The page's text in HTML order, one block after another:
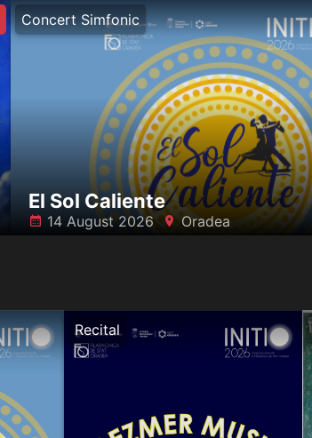
Concert Simfonic
El Sol Caliente
󰸗 14 August 2026 󰍎 Oradea
Recital